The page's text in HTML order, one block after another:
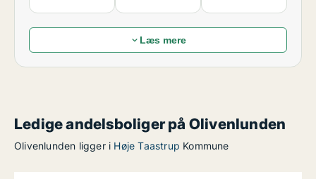
Læs mere
Ledige andelsboliger på Olivenlunden
Olivenlunden ligger i Høje Taastrup Kommune